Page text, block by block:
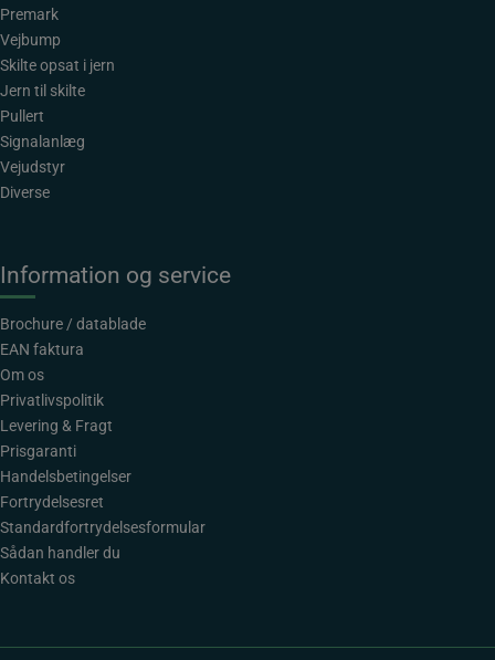
Premark
Vejbump
Skilte opsat i jern
Jern til skilte
Pullert
Signalanlæg
Vejudstyr
Diverse
Information og service
Brochure / datablade
EAN faktura
Om os
Privatlivspolitik
Levering & Fragt
Prisgaranti
Handelsbetingelser
Fortrydelsesret
Standardfortrydelsesformular
Sådan handler du
Kontakt os